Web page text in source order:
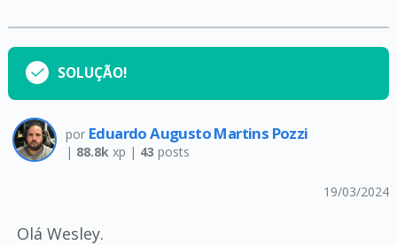
SOLUÇÃO!
por Eduardo Augusto Martins Pozzi
| 88.8kxp | 43 posts
19/03/2024
Olá Wesley.